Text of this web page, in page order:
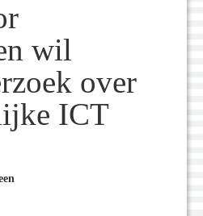
wil
over
ICT